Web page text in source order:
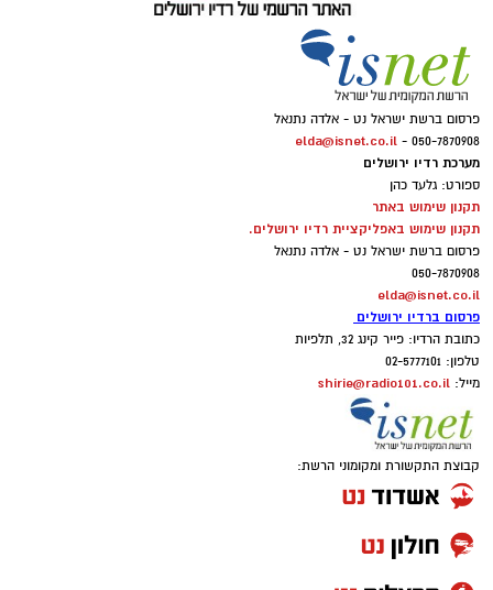
פרסום ברשת ישראל נט - אלדה נתנאל
050-7870908 -
elda@isnet.co.il
מערכת רדיו ירושלים
ספורט: גלעד כהן
תקנון שימוש באתר
תקנון שימוש באפליקציית רדיו ירושלים.
פרסום ברשת ישראל נט - אלדה נתנאל
050-7870908
elda@isnet.co.il
פרסום ברדיו ירושלים
כתובת הרדיו: פייר קינג 32, תלפיות
טלפון: 02-5777101
מייל: shirie@radio101.co.il
קבוצת התקשורת ומקומוני הרשת: